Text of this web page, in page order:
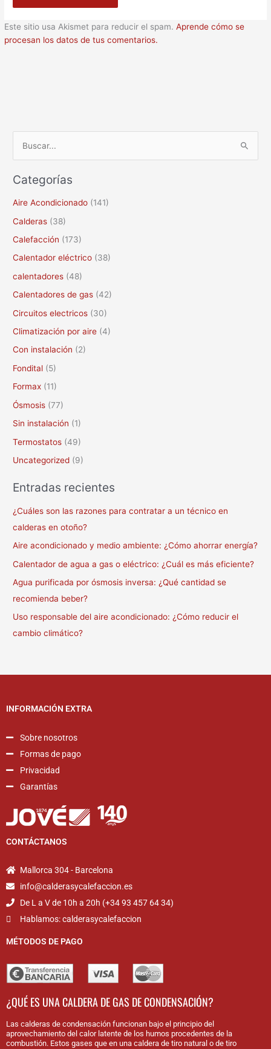
Este sitio usa Akismet para reducir el spam.Aprende cómo se
procesan los datos de tus comentarios.
s
c
o
r
:
Categorías
Aire Acondicionado (141)
Calderas (38)
Calefacción (173)
Calentador eléctrico (38)
calentadores (48)
Calentadores de gas (42)
Circuitos electricos (30)
Climatización por aire (4)
Con instalación (2)
Fondital (5)
Formax (11)
Ósmosis (77)
Sin instalación (1)
Termostatos (49)
Uncategorized (9)
Entradas recientes
¿Cuáles son las razones para contratar a un técnico en
calderas en otoño?
Aire acondicionado y medio ambiente: ¿Cómo ahorrar energía?
Calentador de agua a gas o eléctrico: ¿Cuál es más eficiente?
Agua purificada por ósmosis inversa: ¿Qué cantidad se
recomienda beber?
Uso responsable del aire acondicionado: ¿Cómo reducir el
cambio climático?
INFORMACIÓN EXTRA
Sobre nosotros
Formas de pago
Privacidad
Garantías
CONTÁCTANOS
Mallorca 304 - Barcelona
info@calderasycalefaccion.es
De L a V de 10h a 20h (+34 93 457 64 34)
Hablamos: calderasycalefaccion
MÉTODOS DE PAGO
¿QUÉ ES UNA CALDERA DE GAS DE CONDENSACIÓN?
Las calderas de condensación funcionan bajo el principio del
aprovechamiento del calor latente de los humos procedentes de la
combustión. Estos gases que en una caldera de tiro natural o de tiro